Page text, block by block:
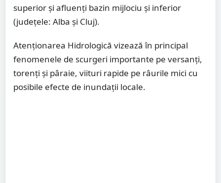
superior și afluenţi bazin mijlociu și inferior
(judeţele: Alba şi Cluj).
Atenţionarea Hidrologică vizează în principal
fenomenele de scurgeri importante pe versanţi,
torenţi şi pâraie, viituri rapide pe râurile mici cu
posibile efecte de inundaţii locale.